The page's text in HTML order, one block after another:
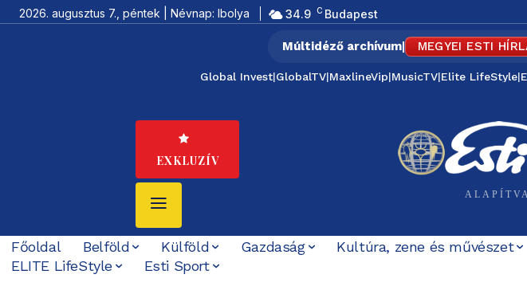
2026. augusztus 7., péntek | Névnap: Ibolya 34.9 C Budapest
Múltidéző archívum| MEGYEI ESTI
Global Invest|GlobalTV|MaxlineVip|MusicTV|Elite LifeStyle|
EXKLUZÍV
Főoldal Belföld Külföld Gazdaság Kultúra, zene és művészet
ELITE LifeStyle
Esti Sport